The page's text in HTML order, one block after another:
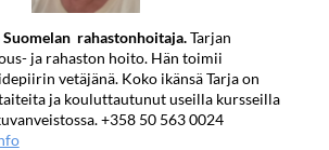
Suomelan rahastonhoitaja.Tarjan
ja rahaston hoito. Hän toimii
vetäjänä. Koko ikänsä Tarja on
ja kouluttautunut useilla kursseilla
+358 50 563 0024